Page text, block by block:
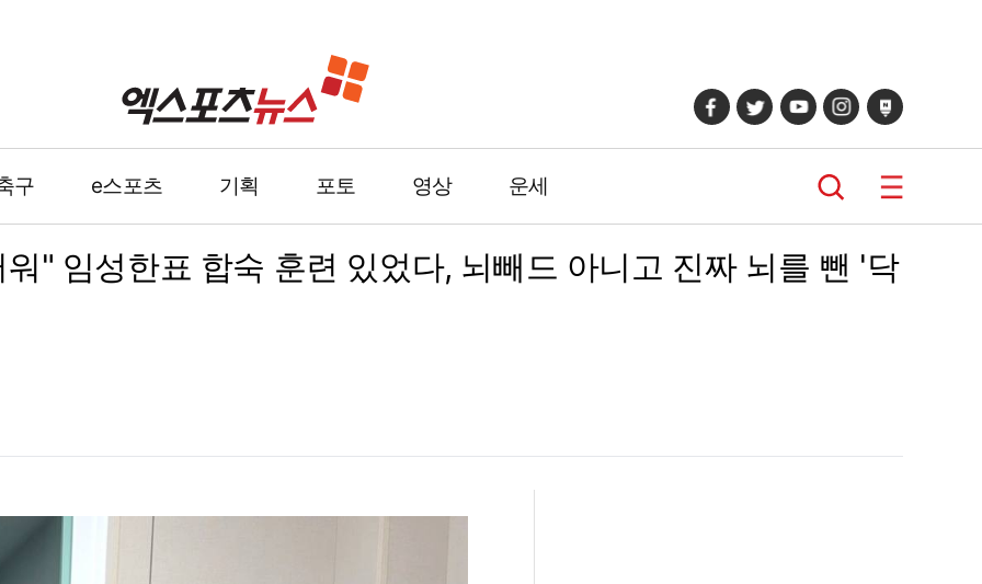
구 e스포츠 기획 포토 영상 운세
" 임성한표 합숙 훈련 있었다, 뇌빼드 아니고 진짜 뇌를 뺀 '닥